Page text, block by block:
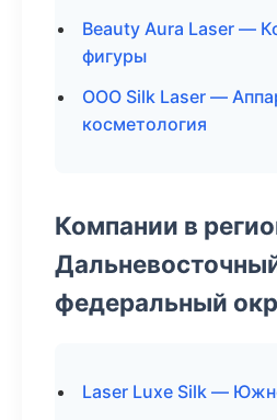
Beauty Aura Laser —
фигуры
ООО Silk Laser —
косметология
Компании в
федеральный
Laser Luxe Silk —